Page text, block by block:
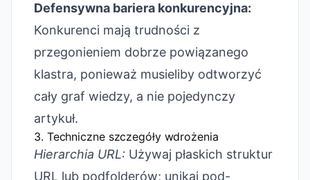
Defensywna bariera konkurencyjna:
Konkurenci mają trudności z
przegonieniem dobrze powiązanego
klastra, ponieważ musieliby odtworzyć
cały graf wiedzy, a nie pojedynczy
artykuł.
3. Techniczne szczegóły wdrożenia
Hierarchia URL: Używaj płaskich struktur
URL lub podfolderów; unikaj pod-